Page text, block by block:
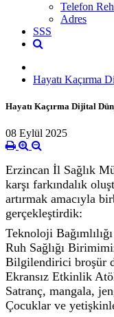
Telefon
Adres
SSS
Hayatı Kaçırma
Hayatı Kaçırma Dijital
08 Eylül 2025
Erzincan İl Sağlık
karşı farkındalık
artırmak amacıyla
gerçekleştirdik:
Teknoloji
Ruh Sağlığı
Bilgilendirici broşür
Ekransız Etkinlik
Satranç, mangala,
Çocuklar ve